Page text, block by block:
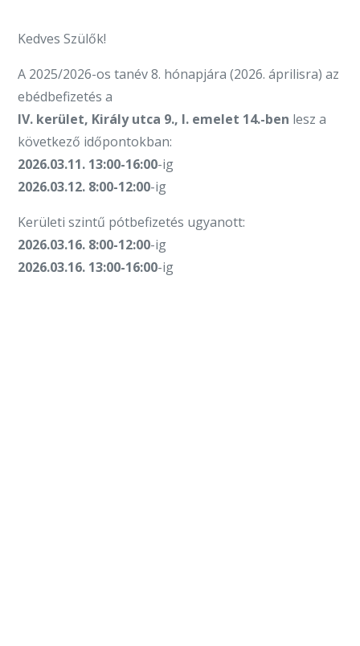
Kedves Szülők!
A 2025/2026-os tanév 8. hónapjára (2026. áprilisra) az
ebédbefizetés a
IV. kerület, Király utca 9., I. emelet 14.-ben lesz a
következő időpontokban:
2026.03.11. 13:00-16:00-ig
2026.03.12. 8:00-12:00-ig
Kerületi szintű pótbefizetés ugyanott:
2026.03.16. 8:00-12:00-ig
2026.03.16. 13:00-16:00-ig